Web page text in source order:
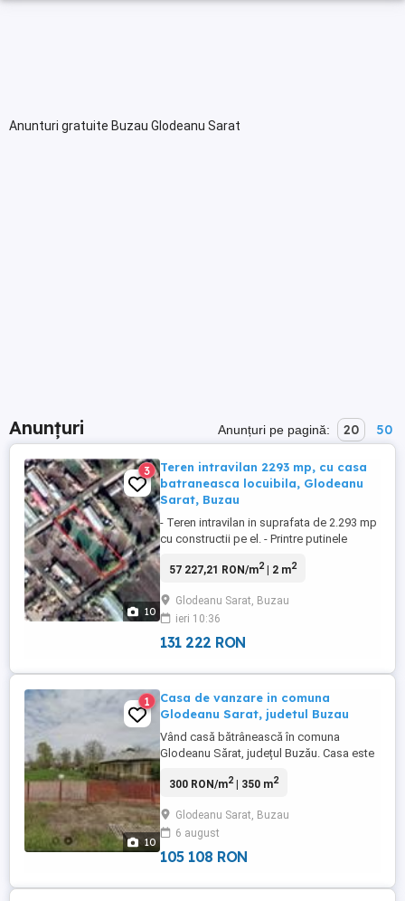
Anunturi gratuite Buzau Glodeanu Sarat
Anunțuri Anunțuri pe pagină: 20 50
10
3
Teren intravilan 2293 mp, cu casa
batraneasca locuibila, Glodeanu
Sarat, Buzau
- Teren intravilan in suprafata de 2.293 mp
cu constructii pe el. - Printre putinele
deschidere de 29 ml in fata si 27 ml in
batraneasca locuibila in suprafata de 74
mp (prispa, 3 camere cu soba si camera
tehnica), ...
57 227,21 RON/m2| 2 m2
Glodeanu Sarat, Buzau
ieri 10:36
131 222 RON
10
1
Casa de vanzare in comuna
Glodeanu Sarat, judetul Buzau
Vând casă bătrânească în comuna
Glodeanu Sărat, județul Buzău. Casa este
trasă în curte, iar curtea beneficiază de un
este de 1520 mp, din care 397 mp sunt
ocupați de construcție. Preț negociabil!
Pentru detalii suplimentare ...
300 RON/m2| 350 m2
Glodeanu Sarat, Buzau
6 august
105 108 RON